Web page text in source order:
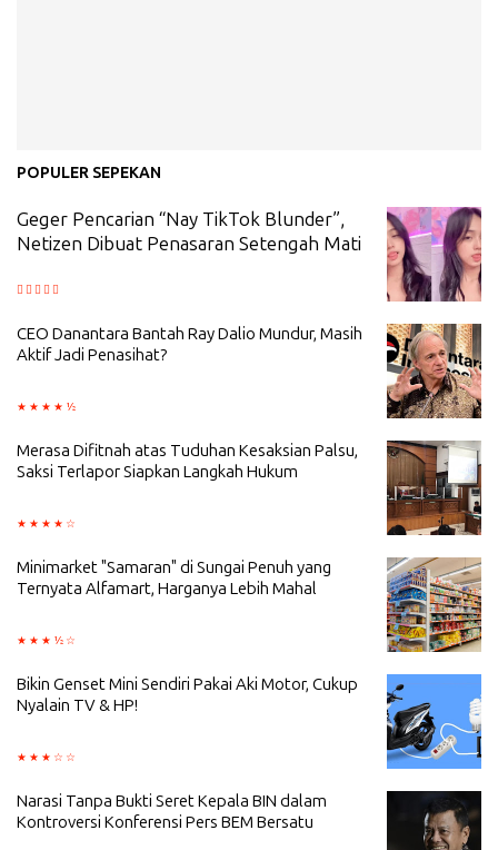
POPULER SEPEKAN
Geger Pencarian “Nay TikTok Blunder”,
Netizen Dibuat Penasaran Setengah Mati
CEO Danantara Bantah Ray Dalio Mundur, Masih
Aktif Jadi Penasihat?
Merasa Difitnah atas Tuduhan Kesaksian Palsu,
Saksi Terlapor Siapkan Langkah Hukum
Minimarket "Samaran" di Sungai Penuh yang
Ternyata Alfamart, Harganya Lebih Mahal
Bikin Genset Mini Sendiri Pakai Aki Motor, Cukup
Nyalain TV & HP!
Narasi Tanpa Bukti Seret Kepala BIN dalam
Kontroversi Konferensi Pers BEM Bersatu